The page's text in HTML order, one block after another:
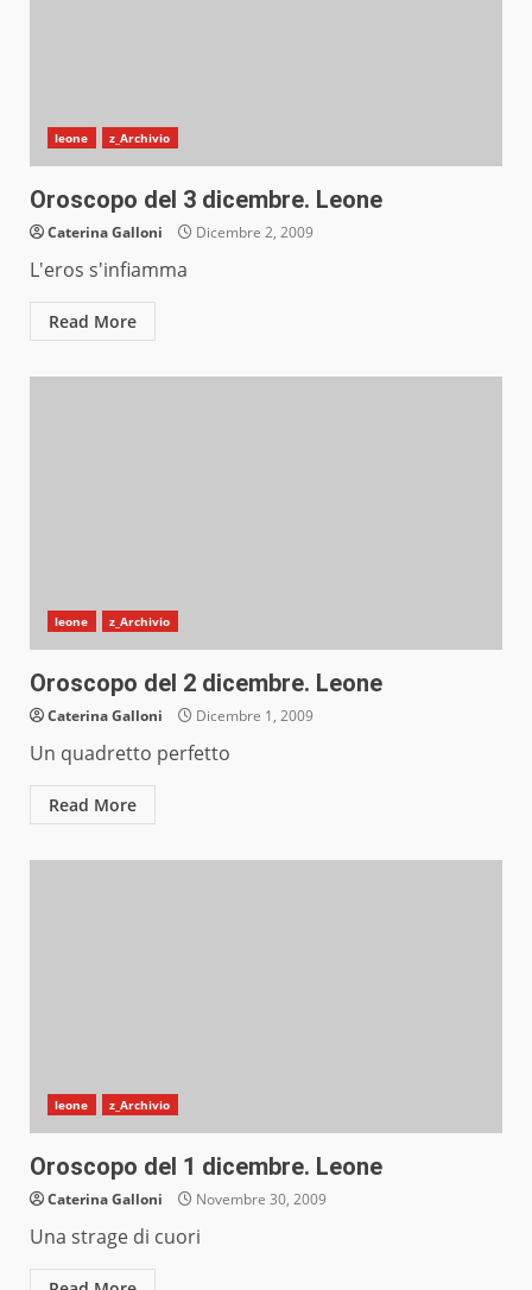
leone z_Archivio
Oroscopo del 3 dicembre. Leone
Caterina Galloni Dicembre 2, 2009
L'eros s'infiamma
Read More
leone z_Archivio
Oroscopo del 2 dicembre. Leone
Caterina Galloni Dicembre 1, 2009
Un quadretto perfetto
Read More
leone z_Archivio
Oroscopo del 1 dicembre. Leone
Caterina Galloni Novembre 30, 2009
Una strage di cuori